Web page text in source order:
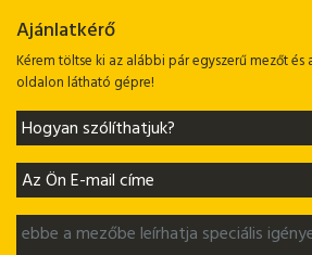
Ajánlatkérő
Kérem töltse ki az alábbi pár egyszerű mezőt
oldalon látható gépre!